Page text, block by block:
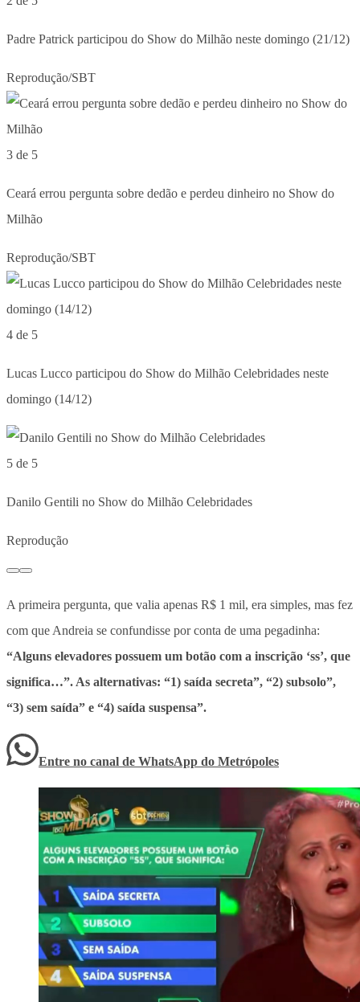
Padre Patrick participou do Show do Milhão neste domingo (21/12)
Reprodução/SBT
3 de 5
Ceará errou pergunta sobre dedão e perdeu dinheiro no Show do
Milhão
Reprodução/SBT
4 de 5
Lucas Lucco participou do Show do Milhão Celebridades neste
domingo (14/12)
5 de 5
Danilo Gentili no Show do Milhão Celebridades
Reprodução
A primeira pergunta, que valia apenas R$ 1 mil, era simples, mas fez
com que Andreia se confundisse por conta de uma pegadinha:
“Alguns elevadores possuem um botão com a inscrição ‘ss’, que
significa…”. As alternativas: “1) saída secreta”, “2) subsolo”,
“3) sem saída” e “4) saída suspensa”.
Entre no canal de WhatsApp do Metrópoles